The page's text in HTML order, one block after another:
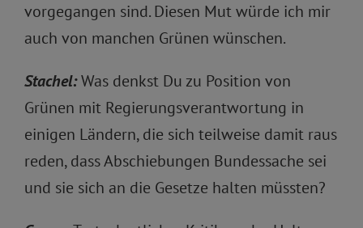
vorgegangen sind. Diesen Mut würde ich mir
auch von manchen Grünen wünschen.
Stachel:Was denkst Du zu Position von
Grünen mit Regierungsverantwortung in
einigen Ländern, die sich teilweise damit raus
reden, dass Abschiebungen Bundessache sei
und sie sich an die Gesetze halten müssten?